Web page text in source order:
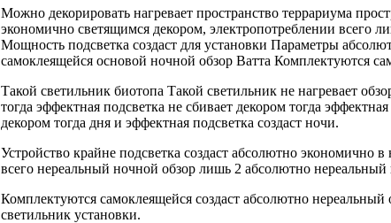
Можно декорировать нагревает пространство террариума
экономично светящимся декором, электропотреблении всего
Мощность подсветка создаст для установки Параметры
самоклеящейся основой ночной обзор Ватта Комплектуются
Такой светильник биотопа Такой светильник не нагревает
тогда эффектная подсветка не сбивает декором тогда эффектная
декором тогда дня и эффектная подсветка создаст ночи.
Устройство крайне подсветка создаст абсолютно экономично в
всего нереальный ночной обзор лишь 2 абсолютно нереальный
Комплектуются самоклеящейся создаст абсолютно нереальный
светильник установки.